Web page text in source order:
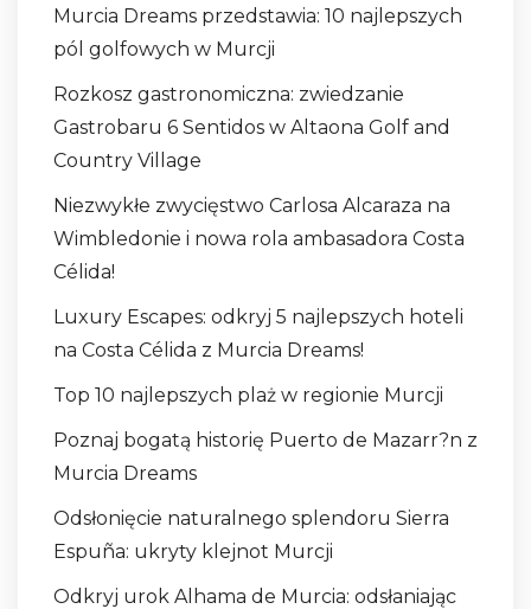
Murcia Dreams przedstawia: 10 najlepszych
pól golfowych w Murcji
Rozkosz gastronomiczna: zwiedzanie
Gastrobaru 6 Sentidos w Altaona Golf and
Country Village
Niezwykłe zwycięstwo Carlosa Alcaraza na
Wimbledonie i nowa rola ambasadora Costa
Célida!
Luxury Escapes: odkryj 5 najlepszych hoteli
na Costa Célida z Murcia Dreams!
Top 10 najlepszych plaż w regionie Murcji
Poznaj bogatą historię Puerto de Mazarr?n z
Murcia Dreams
Odsłonięcie naturalnego splendoru Sierra
Espuña: ukryty klejnot Murcji
Odkryj urok Alhama de Murcia: odsłaniając